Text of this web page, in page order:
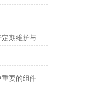
不锈钢液压滤芯需要进行定期维护与清洁
要的组件